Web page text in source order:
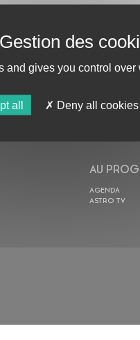
AU
AGENDA
ASTRO TV
and gives you control
all Deny all cookies